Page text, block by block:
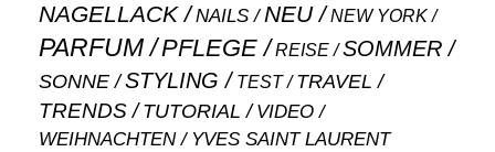
NAGELLACK NAILS NEU NEW YORK
PARFUM PFLEGE REISE SOMMER
SONNE STYLING TEST TRAVEL
TRENDS TUTORIAL VIDEO
WEIHNACHTEN YVES SAINT LAURENT